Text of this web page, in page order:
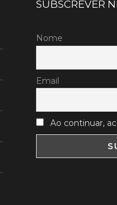
SUBSCREVER
Nome
Email
Ao continuar,